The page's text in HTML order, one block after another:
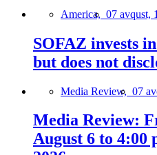
America, 07 avqust,
SOFAZ invests
but does not
Media Review, 07
Media Review:
August 6 to 4:00